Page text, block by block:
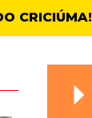
CRICIÚMA!